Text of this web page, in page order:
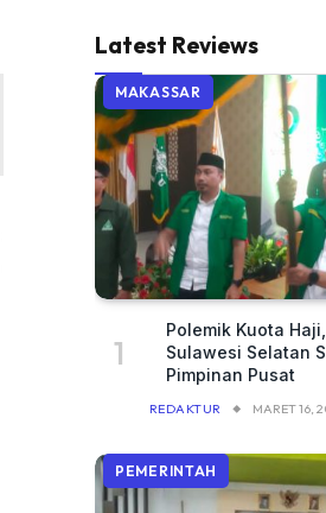
Latest Reviews
MAKASSAR
Polemik Kuota
Sulawesi Selatan
Pimpinan Pusat
REDAKTUR MARET 16,
PEMERINTAH